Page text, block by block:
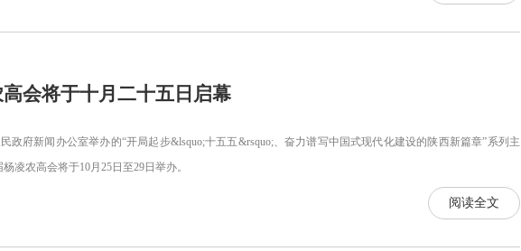
会将于十月二十五日启幕
府新闻办公室举办的“开局起步&lsquo;十五五&rsquo;、奋力谱写中国式现代化建设的陕西新篇章”系列主
杨凌农高会将于10月25日至29日举办。
阅读全文